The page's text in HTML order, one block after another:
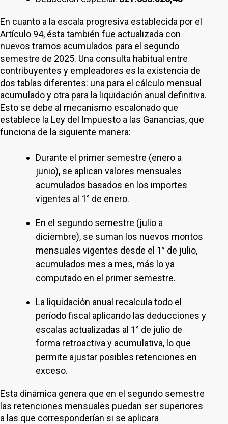
En cuanto a la escala progresiva establecida por el
Artículo 94, ésta también fue actualizada con
nuevos tramos acumulados para el segundo
semestre de 2025. Una consulta habitual entre
contribuyentes y empleadores es la existencia de
dos tablas diferentes: una para el cálculo mensual
acumulado y otra para la liquidación anual definitiva.
Esto se debe al mecanismo escalonado que
establece la Ley del Impuesto a las Ganancias, que
funciona de la siguiente manera:
Durante el primer semestre (enero a
junio), se aplican valores mensuales
acumulados basados en los importes
vigentes al 1° de enero.
En el segundo semestre (julio a
diciembre), se suman los nuevos montos
mensuales vigentes desde el 1° de julio,
acumulados mes a mes, más lo ya
computado en el primer semestre.
La liquidación anual recalcula todo el
período fiscal aplicando las deducciones y
escalas actualizadas al 1° de julio de
forma retroactiva y acumulativa, lo que
permite ajustar posibles retenciones en
exceso.
Esta dinámica genera que en el segundo semestre
las retenciones mensuales puedan ser superiores
a las que corresponderían si se aplicara